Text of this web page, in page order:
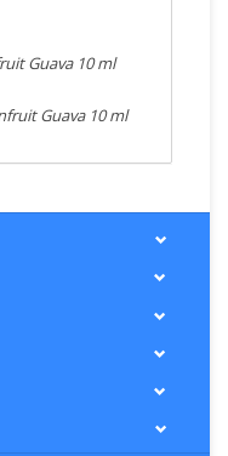
Guava 10 ml
Guava 10 ml